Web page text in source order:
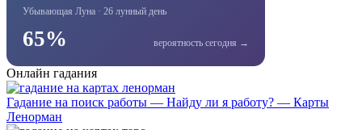
Убывающая Луна · 26 лунный день
65% вероятность сегодня →
Онлайн гадания
Гадание на поиск работы — Найду ли я работу? — Карты
Ленорман